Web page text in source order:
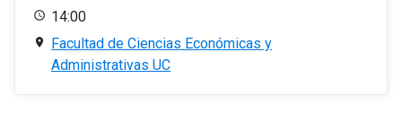
14:00
Facultad de Ciencias Económicas y
Administrativas UC